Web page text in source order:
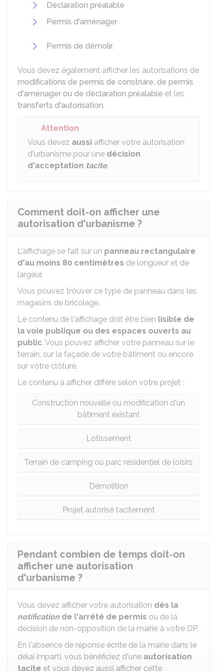
Déclaration préalable
Permis d'aménager
Permis de démolir.
Vous devez également afficher les autorisations de
modifications de permis de construire, de permis
d'aménager ou de déclaration préalable et les
transferts d'autorisation.
Attention
Vous devez aussi afficher votre autorisation
d'urbanisme pour une décision
d'acceptation tacite.
Comment doit-on afficher une
autorisation d'urbanisme ?
L'affichage se fait sur un panneau rectangulaire
d'au moins 80 centimètres de longueur et de
largeur.
Vous pouvez trouver ce type de panneau dans les
magasins de bricolage.
Le contenu de l'affichage doit être bien lisible de
la voie publique ou des espaces ouverts au
public. Vous pouvez afficher votre panneau sur le
terrain, sur la façade de votre bâtiment ou encore
sur votre clôture.
Le contenu à afficher diffère selon votre projet :
Construction nouvelle ou modification d'un
bâtiment existant
Lotissement
Terrain de camping ou parc résidentiel de loisirs
Démolition
Projet autorisé tacitement
Pendant combien de temps doit-on
afficher une autorisation
d'urbanisme ?
Vous devez afficher votre autorisation dès la
notificationde l'arrêté de permis ou de la
décision de non-opposition de la mairie à votre DP.
En l'absence de réponse écrite de la mairie dans le
délai imparti, vous bénéficiez d'une autorisation
tacite et vous devez aussi afficher cette